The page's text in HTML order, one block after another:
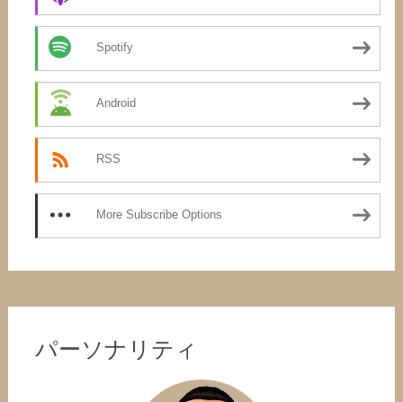
Spotify
Android
RSS
More Subscribe Options
パーソナリティ